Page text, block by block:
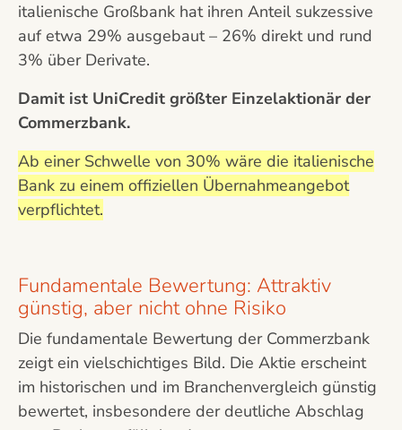
italienische Großbank hat ihren Anteil sukzessive
auf etwa 29% ausgebaut – 26% direkt und rund
3% über Derivate.
Damit ist UniCredit größter Einzelaktionär der
Commerzbank.
Ab einer Schwelle von 30% wäre die italienische
Bank zu einem offiziellen Übernahmeangebot
verpflichtet.
Fundamentale Bewertung: Attraktiv
günstig, aber nicht ohne Risiko
Die fundamentale Bewertung der Commerzbank
zeigt ein vielschichtiges Bild. Die Aktie erscheint
im historischen und im Branchenvergleich günstig
bewertet, insbesondere der deutliche Abschlag